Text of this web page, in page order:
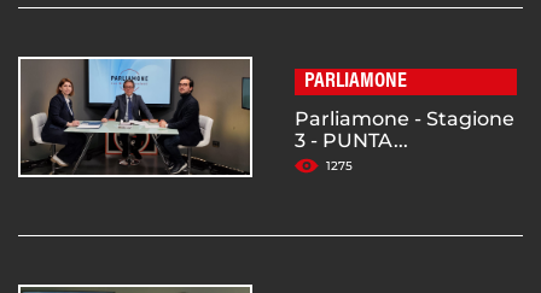
PARLIAMONE
Parliamone - Stagione
3 - PUNTA...
1275